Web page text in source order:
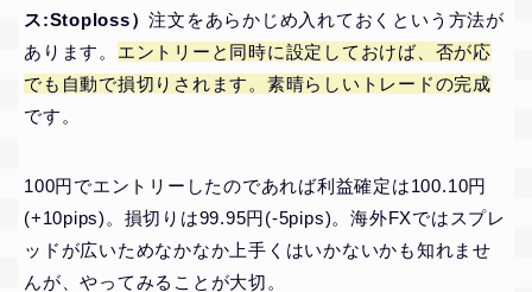
ス:Stoploss）注文をあらかじめ入れておくという方法が
あります。 エントリーと同時に設定しておけば、否が応
でも自動で損切りされます。素晴らしいトレードの完成
です。
100円でエントリーしたのであれば利益確定は100.10円
(+10pips)。損切りは99.95円(-5pips)。海外FXではスプレ
ッドが広いためなかなか上手くはいかないかも知れませ
んが、やってみることが大切。